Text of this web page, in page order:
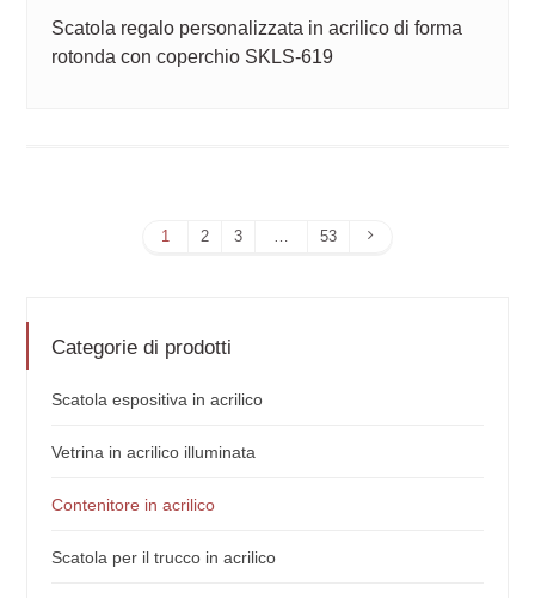
Scatola regalo personalizzata in acrilico di forma
rotonda con coperchio SKLS-619
1 2 3 … 53
Pagina
Categorie di prodotti
Scatola espositiva in acrilico
Vetrina in acrilico illuminata
Contenitore in acrilico
Scatola per il trucco in acrilico